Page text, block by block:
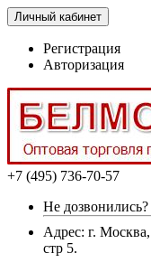
Личный кабинет
Регистрация
Авторизация
+7 (495) 736-70-57
Не дозвонились?
Адрес: г.
стр 5.